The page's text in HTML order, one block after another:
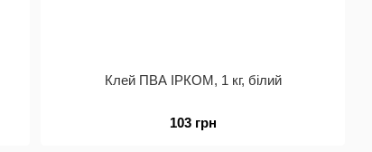
Клей ПВА ІРКОМ, 1 кг, білий
103 грн